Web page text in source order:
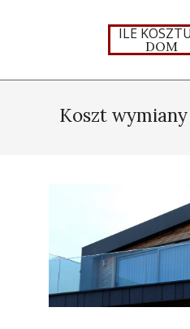
ILE
DOM
NavigationKoszt